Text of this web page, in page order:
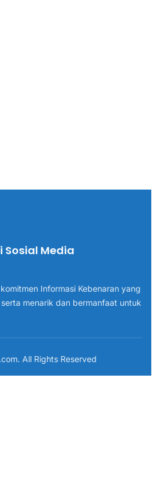
Sosial Media
Informasi Kebenaran yang
menarik dan bermanfaat untuk
All Rights Reserved